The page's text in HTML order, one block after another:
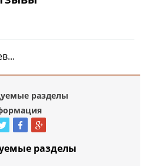
разделы
разделы